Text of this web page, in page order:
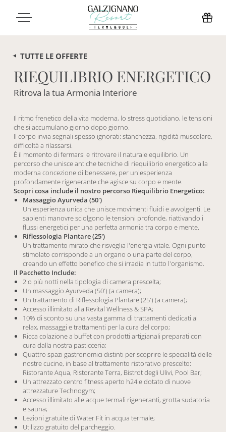
TUTTE LE OFFERTE
RIEQUILIBRIO ENERGETICO
Ritrova la tua Armonia Interiore
Il ritmo frenetico della vita moderna, lo stress quotidiano, le tensioni
che si accumulano giorno dopo giorno.
Il corpo invia segnali spesso ignorati: stanchezza, rigidità muscolare,
difficoltà a rilassarsi.
È il momento di fermarsi e ritrovare il naturale equilibrio. Un
percorso che unisce antiche tecniche di riequilibrio energetico alla
moderna concezione di benessere, per un'esperienza
profondamente rigenerante che agisce su corpo e mente.
Scopri cosa include il nostro percorso Riequilibrio Energetico:
Massaggio Ayurveda (50')
Un'esperienza unica che unisce movimenti fluidi e avvolgenti. Le
sapienti manovre sciolgono le tensioni profonde, riattivando i
flussi energetici per una perfetta armonia tra corpo e mente.
Riflessologia Plantare (25')
Un trattamento mirato che risveglia l'energia vitale. Ogni punto
stimolato corrisponde a un organo o una parte del corpo,
creando un effetto benefico che si irradia in tutto l'organismo.
Il Pacchetto Include:
2 o più notti nella tipologia di camera prescelta;
Un massaggio Ayurveda (50') (a camera);
Un trattamento di Riflessologia Plantare (25') (a camera);
Accesso illimitato alla Revital Wellness & SPA;
10% di sconto su una vasta gamma di trattamenti dedicati al
relax, massaggi e trattamenti per la cura del corpo;
Ricca colazione a buffet con prodotti artigianali preparati con
cura dalla nostra pasticceria;
Quattro spazi gastronomici distinti per scoprire le specialità delle
nostre cucine, in base al trattamento ristorativo prescelto:
Ristorante Aqua, Ristorante Terra, Bistrot degli Ulivi, Pool Bar;
Un attrezzato centro fitness aperto h24 e dotato di nuove
attrezzature Technogym;
Accesso illimitato alle acque termali rigeneranti, grotta sudatoria
e sauna;
Lezioni gratuite di Water Fit in acqua termale;
Utilizzo gratuito del parcheggio.